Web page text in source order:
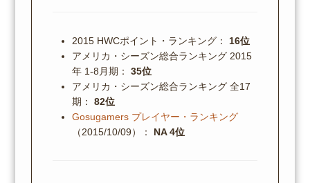
2015 HWCポイント・ランキング： 16位
アメリカ・シーズン総合ランキング 2015
年 1-8月期： 35位
アメリカ・シーズン総合ランキング 全17
期： 82位
Gosugamers プレイヤー・ランキング
（2015/10/09）： NA 4位